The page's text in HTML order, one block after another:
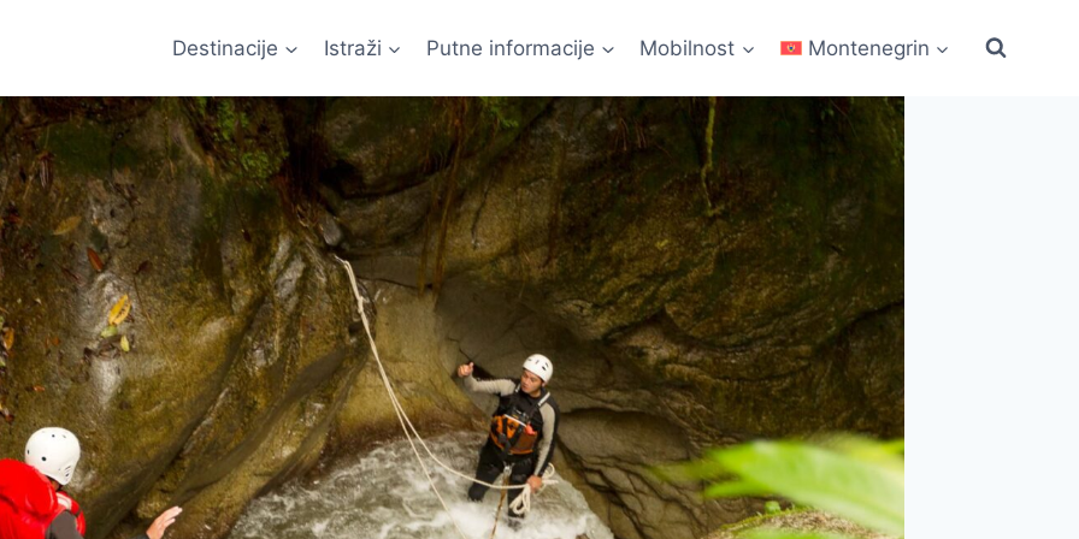
Destinacije Istraži Putne informacije Mobilnost Montenegrin